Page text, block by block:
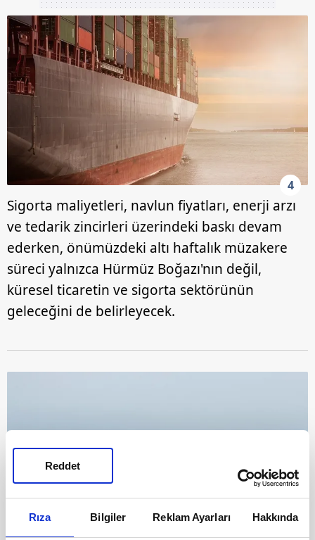
Rıza Bilgiler Reklam Ayarları Hakkında
Reddet
4
Sigorta maliyetleri, navlun fiyatları, enerji arzı
ve tedarik zincirleri üzerindeki baskı devam
ederken, önümüzdeki altı haftalık müzakere
süreci yalnızca Hürmüz Boğazı'nın değil,
küresel ticaretin ve sigorta sektörünün
geleceğini de belirleyecek.